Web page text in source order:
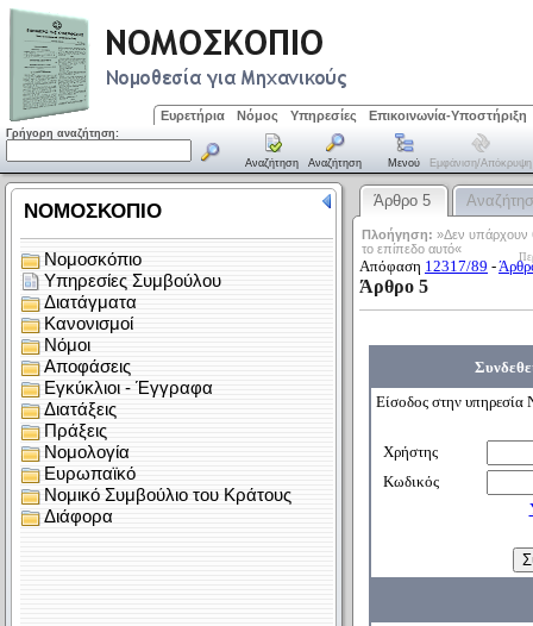
Ευρετήρια Νόμος Υπηρεσίες Επικοινωνία-Υποστήριξη
Γρήγορη αναζήτηση:
Αναζήτηση Αναζήτηση Μενού Εμφάνιση/απόκρυψη
Άρθρο 5